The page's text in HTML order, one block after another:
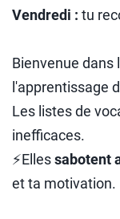
Vendredi : tu
Bienvenue dans
l'apprentissage
Les listes de
inefficaces.
⚡Ellessabotent
et ta motivation.